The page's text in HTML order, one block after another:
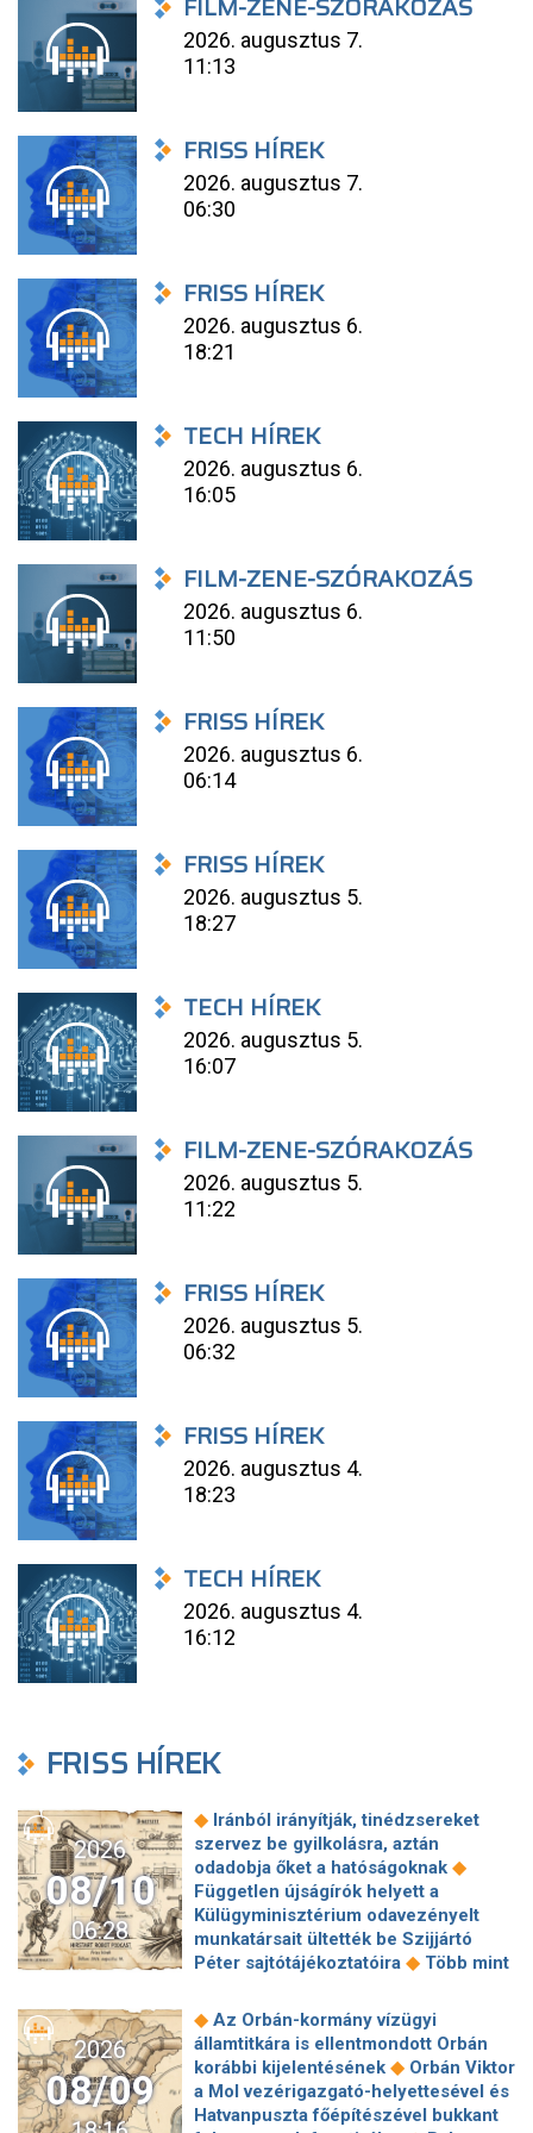
2026. augusztus 7.
11:13
FRISS HÍREK
2026. augusztus 7.
06:30
FRISS HÍREK
2026. augusztus 6.
18:21
TECH HÍREK
2026. augusztus 6.
16:05
FILM-ZENE-SZÓRAKOZÁS
2026. augusztus 6.
11:50
FRISS HÍREK
2026. augusztus 6.
06:14
FRISS HÍREK
2026. augusztus 5.
18:27
TECH HÍREK
2026. augusztus 5.
16:07
FILM-ZENE-SZÓRAKOZÁS
2026. augusztus 5.
11:22
FRISS HÍREK
2026. augusztus 5.
06:32
FRISS HÍREK
2026. augusztus 4.
18:23
TECH HÍREK
2026. augusztus 4.
16:12
FRISS HÍREK
2026
08/10
06:28
◆ Iránból irányítják, tinédzsereket
szervez be gyilkolásra, aztán
odadobja őket a hatóságoknak ◆
Független újságírók helyett a
Külügyminisztérium odavezényelt
munkatársait ültették be Szijjártó
Péter sajtótájékoztatóira ◆ Több mint
Magyarországon, ebben az Orbán-
kormány keze is benne van◆A héten
akár teljesen leállhat az áruszállítás a
Rajna egyik legfontosabb szakaszán
az alacsony vízszint miatt
◆
2026
08/09
◆ Az Orbán-kormány vízügyi
államtitkára is ellentmondott Orbán
korábbi kijelentésének ◆ Orbán Viktor
a Mol vezérigazgató-helyettesével és
Hatvanpuszta főépítészével bukkant